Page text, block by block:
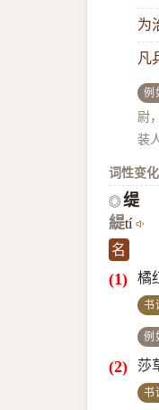
为
凡
例
尉
装
词性变化
◎ 缇
緹tí
名
橘
书
例
莎
书